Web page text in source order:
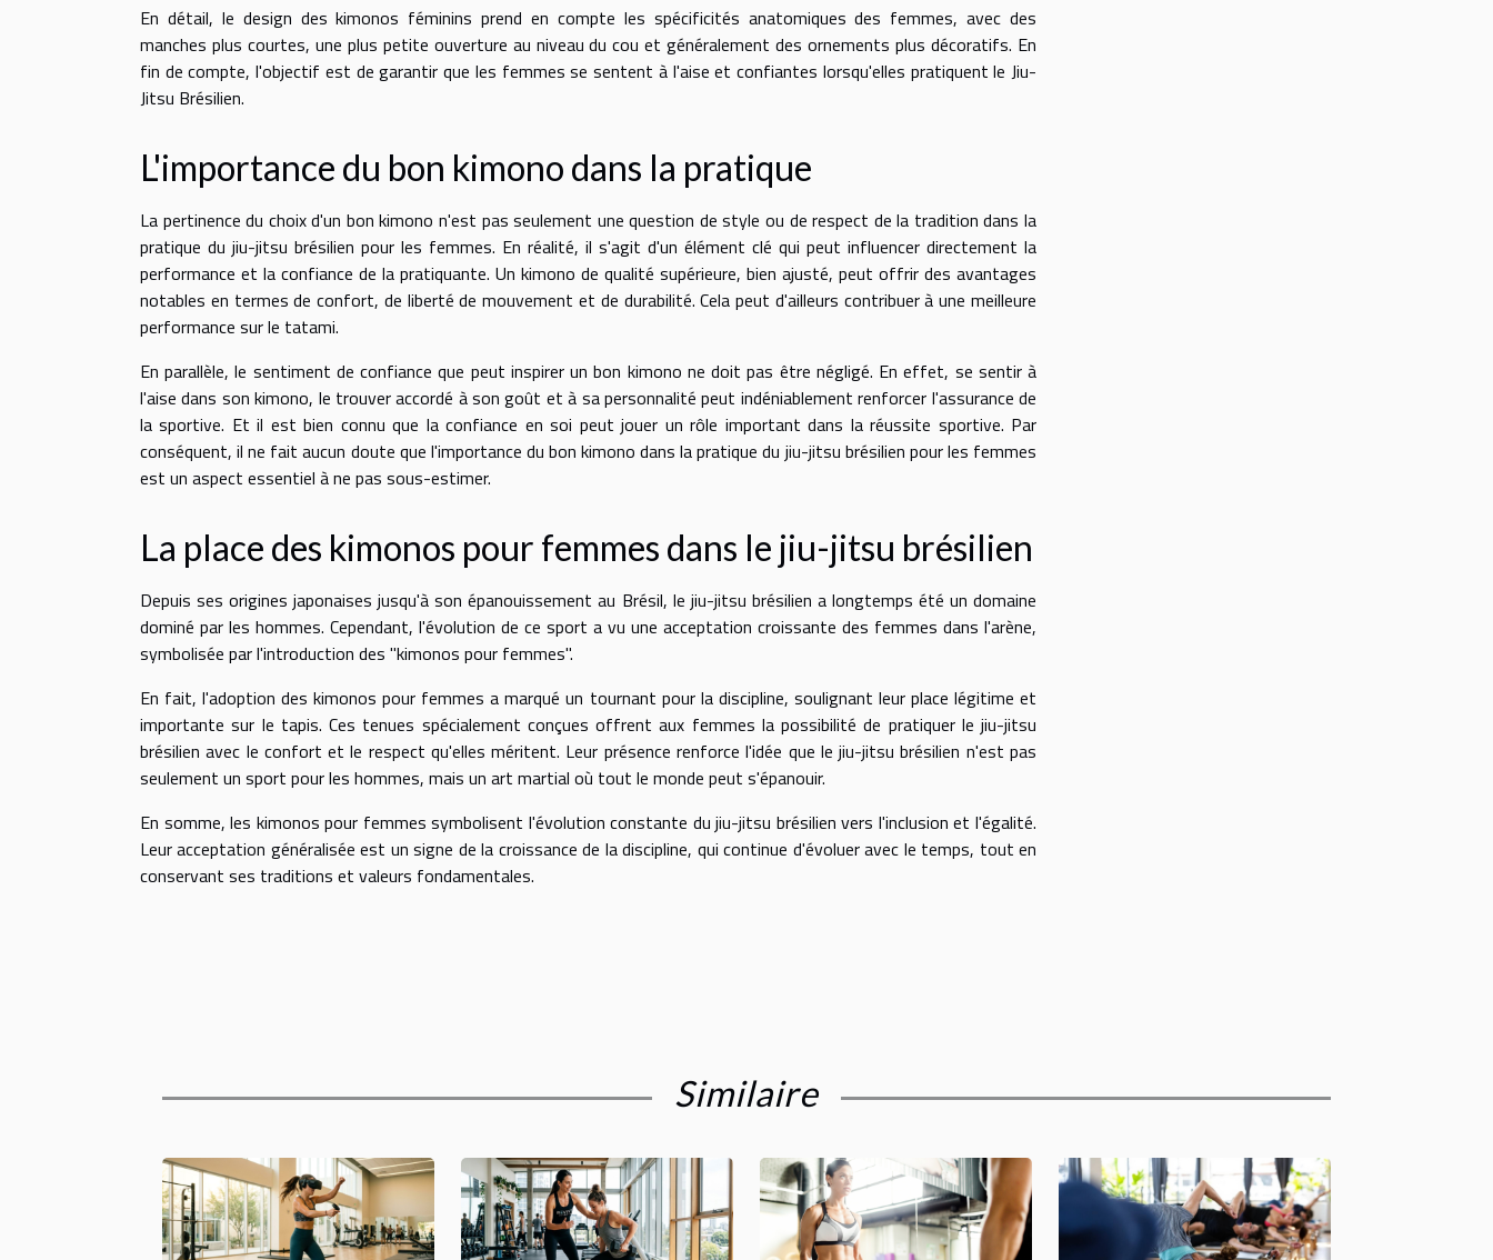
En détail, le design des kimonos féminins prend en compte les spécificités anatomiques des femmes, avec des
manches plus courtes, une plus petite ouverture au niveau du cou et généralement des ornements plus décoratifs. En
fin de compte, l'objectif est de garantir que les femmes se sentent à l'aise et confiantes lorsqu'elles pratiquent le Jiu-
Jitsu Brésilien.
L'importance du bon kimono dans la pratique
La pertinence du choix d'un bon kimono n'est pas seulement une question de style ou de respect de la tradition dans la
pratique du jiu-jitsu brésilien pour les femmes. En réalité, il s'agit d'un élément clé qui peut influencer directement la
performance et la confiance de la pratiquante. Un kimono de qualité supérieure, bien ajusté, peut offrir des avantages
notables en termes de confort, de liberté de mouvement et de durabilité. Cela peut d'ailleurs contribuer à une meilleure
performance sur le tatami.
En parallèle, le sentiment de confiance que peut inspirer un bon kimono ne doit pas être négligé. En effet, se sentir à
l'aise dans son kimono, le trouver accordé à son goût et à sa personnalité peut indéniablement renforcer l'assurance de
la sportive. Et il est bien connu que la confiance en soi peut jouer un rôle important dans la réussite sportive. Par
conséquent, il ne fait aucun doute que l'importance du bon kimono dans la pratique du jiu-jitsu brésilien pour les femmes
est un aspect essentiel à ne pas sous-estimer.
La place des kimonos pour femmes dans le jiu-jitsu brésilien
Depuis ses origines japonaises jusqu'à son épanouissement au Brésil, le jiu-jitsu brésilien a longtemps été un domaine
dominé par les hommes. Cependant, l'évolution de ce sport a vu une acceptation croissante des femmes dans l'arène,
symbolisée par l'introduction des "kimonos pour femmes".
En fait, l'adoption des kimonos pour femmes a marqué un tournant pour la discipline, soulignant leur place légitime et
importante sur le tapis. Ces tenues spécialement conçues offrent aux femmes la possibilité de pratiquer le jiu-jitsu
brésilien avec le confort et le respect qu'elles méritent. Leur présence renforce l'idée que le jiu-jitsu brésilien n'est pas
seulement un sport pour les hommes, mais un art martial où tout le monde peut s'épanouir.
En somme, les kimonos pour femmes symbolisent l'évolution constante du jiu-jitsu brésilien vers l'inclusion et l'égalité.
Leur acceptation généralisée est un signe de la croissance de la discipline, qui continue d'évoluer avec le temps, tout en
conservant ses traditions et valeurs fondamentales.
Similaire